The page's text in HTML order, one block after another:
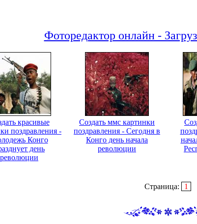
Фоторедактор онлайн -
красивые
поздравления -
Конго
день
революции
Создать ммс картинки
поздравления - Сегодня в
Конго день начала
революции
Страница: 1